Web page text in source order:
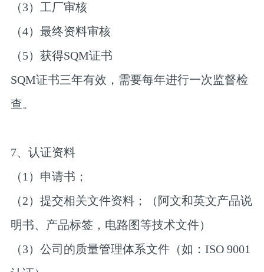
（3）工厂审核
（4）最终资料审核
（5）获得SQM证书
SQM证书三年有效，需要每年进行一次监督检
查。
7、认证资料
（1）申请书；
（2）提交相关文件资料；（阿文和英文产品说
明书、产品标签，电路图等技术文件）
（3）公司的质量管理体系文件（如：ISO 9001